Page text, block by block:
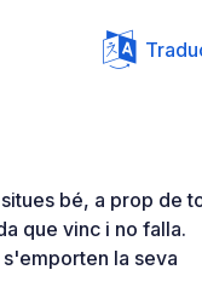
bé, a prop de
que vinc i no falla.
la seva